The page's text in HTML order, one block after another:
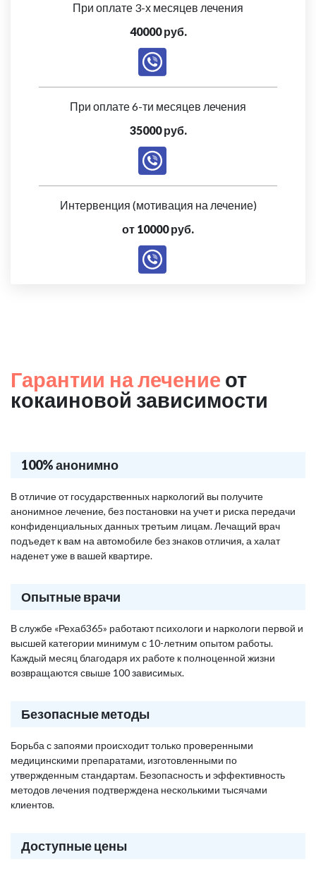
При оплате 3-х месяцев лечения
40000 руб.
При оплате 6-ти месяцев лечения
35000 руб.
Интервенция (мотивация на лечение)
от 10000 руб.
Гарантии на лечение от
кокаиновой зависимости
100% анонимно
В отличие от государственных наркологий вы получите
анонимное лечение, без постановки на учет и риска передачи
конфиденциальных данных третьим лицам. Лечащий врач
подъедет к вам на автомобиле без знаков отличия, а халат
наденет уже в вашей квартире.
Опытные врачи
В службе «Рехаб365» работают психологи и наркологи первой и
высшей категории минимум с 10-летним опытом работы.
Каждый месяц благодаря их работе к полноценной жизни
возвращаются свыше 100 зависимых.
Безопасные методы
Борьба с запоями происходит только проверенными
медицинскими препаратами, изготовленными по
утвержденным стандартам. Безопасность и эффективность
методов лечения подтверждена несколькими тысячами
клиентов.
Доступные цены